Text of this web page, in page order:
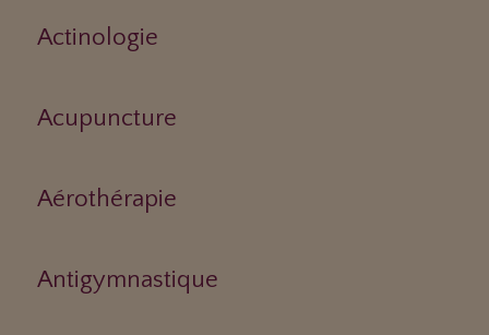
Actinologie
Acupuncture
Aérothérapie
Antigymnastique